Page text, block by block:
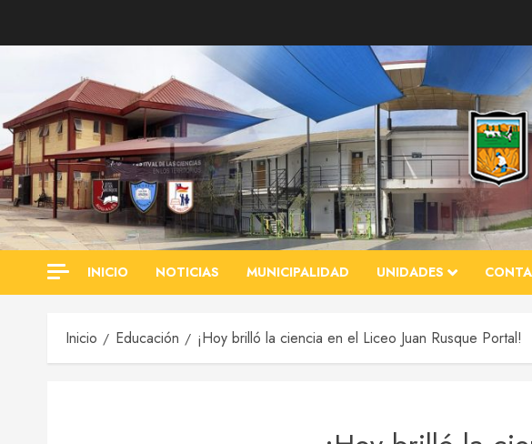
INICIO NOTICIAS MUNICIPALIDAD UNIDADES
Inicio Educación ¡Hoy brilló la ciencia en el Liceo Juan Rusque Portal!